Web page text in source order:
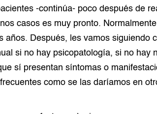
-continúa- poco después de
casos es muy pronto.
años. Después, les vamos siguiendo
si no hay psicopatología, si no hay
sí presentan síntomas o
como se las daríamos en